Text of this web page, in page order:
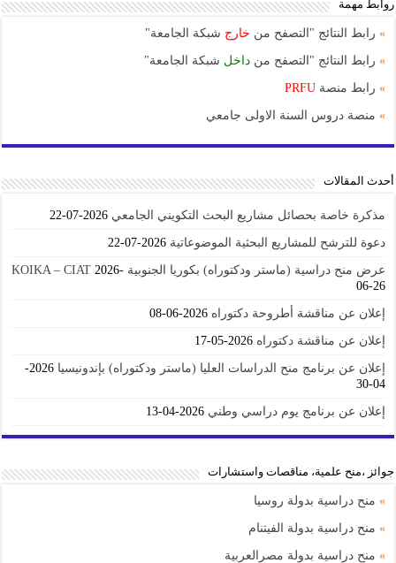
روابط مهمة
» رابط النتائج "التصفح من خارج شبكة الجامعة"
» رابط النتائج "التصفح منداخل شبكة الجامعة"
» رابط منصةPRFU
» منصة دروس السنة الاولى جامعي
أحدث المقالات
مذكرة خاصة بحصائل مشاريع البحث التكويني الجامعي 2026-07-22
دعوة للترشح للمشاريع البحثية الموضوعاتية 2026-07-22
عرض منح دراسية (ماستر ودكتوراه) بكوريا الجنوبية KOIKA – CIAT2026-
06-26
إعلان عن مناقشة أطروحة دكتوراه 2026-06-08
إعلان عن مناقشة دكتوراه 2026-05-17
إعلان عن برنامج منح الدراسات العليا (ماستر ودكتوراه) بإندونيسيا
2026-
04-30
إعلان عن برنامج يوم دراسي وطني 2026-04-13
جوائز ،منح علمية، مناقصات واستشارات
» منح دراسية بدولة روسيا
» منح دراسية بدولة الفيتنام
» منح دراسية بدولة مصرالعربية